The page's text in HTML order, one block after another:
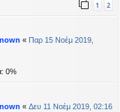
1 2
« Παρ 15 Νοέμ 2019,
0%
« Δευ 11 Νοέμ 2019, 02:16